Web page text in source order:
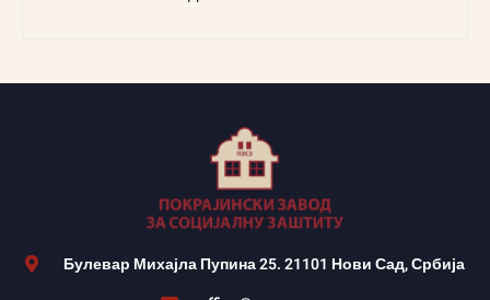
Булевар Михајла Пупина 25. 21101 Нови Сад, Србија